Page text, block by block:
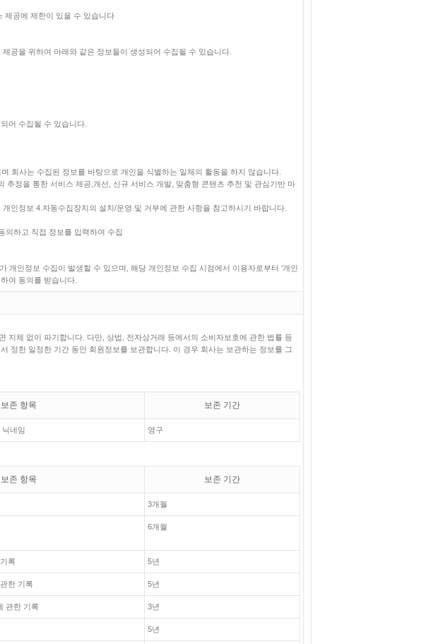
제공에 제한이 있을 수 있습니다
공을 위하여 아래와 같은 정보들이 생성되어 수집될 수 있습니다.
어 수집될 수 있습니다.
회사는 수집된 정보를 바탕으로 개인을 식별하는 일체의 활동을 하지 않습니다.
정을 통한 서비스 제공,개선, 신규 서비스 개발, 맞춤형 콘텐츠 추천 및 관심기반 마
인정보 4.자동수집장치의 설치/운영 및 거부에 관한 사항을 참고하시기 바랍니다.
의하고 직접 정보를 입력하여 수집
인정보 수집이 발생할 수 있으며, 해당 개인정보 수집 시점에서 이용자로부터 ‘개인
여 동의를 받습니다.
지체 없이 파기합니다. 다만, 상법, 전자상거래 등에서의 소비자보호에 관한 법률 등
정한 일정한 기간 동안 회원정보를 보관합니다. 이 경우 회사는 보관하는 정보를 그
보존 항목 보존 기간
닉네임 영구
보존 항목 보존 기간
3개월
6개월
록 5년
한 기록 5년
관한 기록 3년
5년